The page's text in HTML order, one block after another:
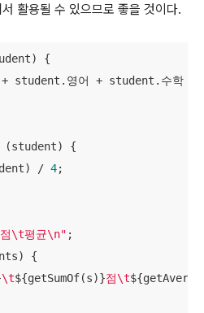
활용될 수 있으므로 좋을 것이다.
) {
student.영어 + student.수학 +
(student) {
/ 4;
\t평균\n"
{
\t${getSumOf(s)}점\t